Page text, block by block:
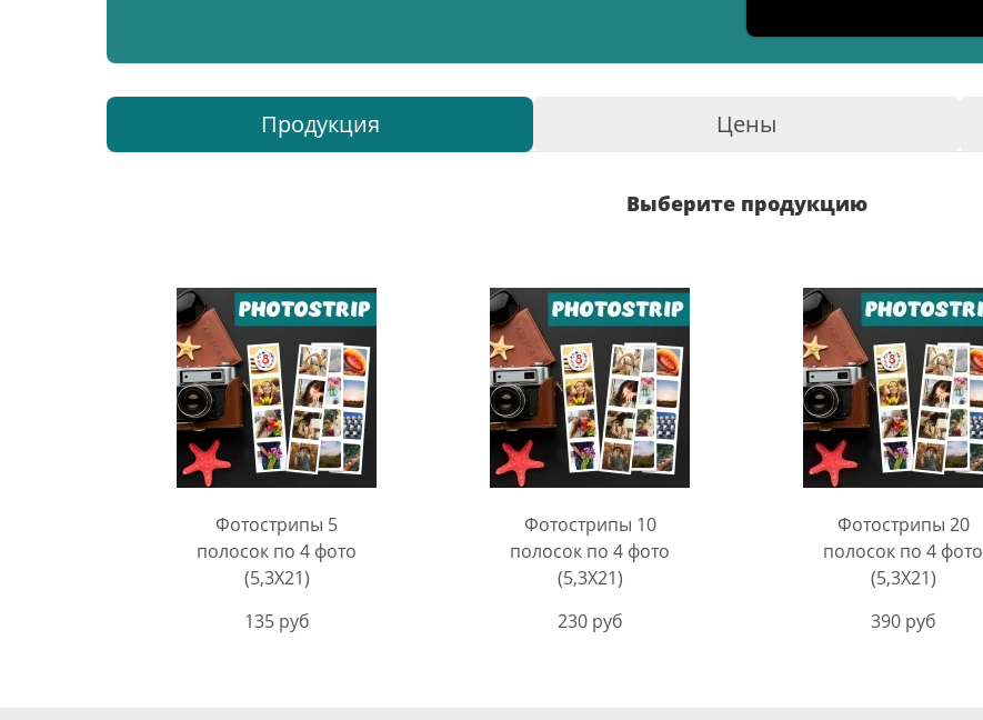
Продукция Цены
Выберите продукцию
Фотострипы 5
полосок по 4 фото
(5,3Х21)
135 руб
Фотострипы 10
полосок по 4 фото
(5,3Х21)
230 руб
Фотострипы 20
полосок по 4 фото
(5,3Х21)
390 руб